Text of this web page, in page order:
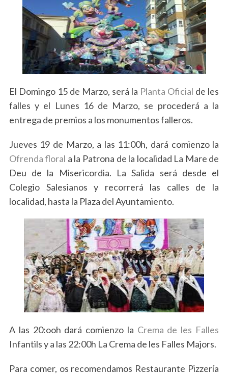
El Domingo 15 de Marzo, será la Planta Oficial de les
falles y el Lunes 16 de Marzo, se procederá a la
entrega de premios a los monumentos falleros.
Jueves 19 de Marzo, a las 11:00h, dará comienzo la
Ofrenda floral a la Patrona de la localidad La Mare de
Deu de la Misericordia. La Salida será desde el
Colegio Salesianos y recorrerá las calles de la
localidad, hasta la Plaza del Ayuntamiento.
A las 20:ooh dará comienzo la Crema de les Falles
Infantils y a las 22:00h La Crema de les Falles Majors.
Para comer, os recomendamos Restaurante Pizzería
r
: